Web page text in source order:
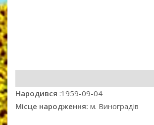
Народився :1959-09-04
Місце народження: м. Виноградів